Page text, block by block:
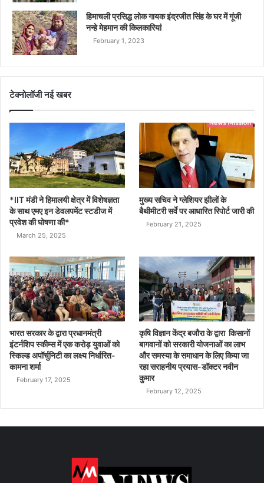
हिमाचली प्रसिद्ध लोक गायक इंद्रजीत सिंह के घर में गूंजी
नन्हे मेहमान की किलकारियां
February 1, 2023
टेक्नोलॉजी नई खबर
*IIT मंडी ने हिमालयी क्षेत्र में विशेषज्ञता
के साथ एमए इन डेवलपमेंट स्टडीज में
प्रवेश की घोषणा की*
March 25, 2025
मुख्य सचिव ने ग्लेशियर झीलों के
बैथीमीटरी सर्वे पर आधारित रिपोर्ट जारी की
February 21, 2025
भारत सरकार के द्वारा प्रधानमंत्री
इंटर्नशिप स्कीम्स में एक करोड़ युवाओं को
स्किल्ड अपॉर्चुनिटी का लक्ष्य निर्धारित-
कामना शर्मा
February 17, 2025
कृषि विज्ञान केंद्र बजौरा के द्वारा किसानों
बागवानों को सरकारी योजनाओं का लाभ
और समस्या के समाधान के लिए किया जा
रहा सराहनीय प्रयास-डॉक्टर नवीन
कुमार
February 12, 2025